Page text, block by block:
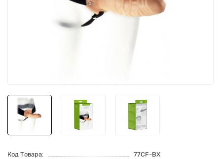
Код Товара:
77CF-BX